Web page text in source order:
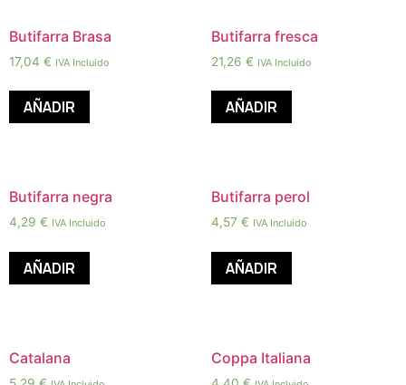
Butifarra Brasa
17,04 € IVA Incluido
AÑADIR
Butifarra fresca
21,26 € IVA Incluido
AÑADIR
Butifarra negra
4,29 € IVA Incluido
AÑADIR
Butifarra perol
4,57 € IVA Incluido
AÑADIR
Catalana Coppa Italiana